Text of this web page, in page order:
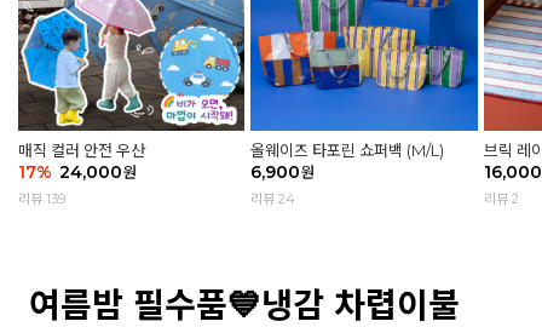
매직 컬러 안전 우산
17% 24,000원
리뷰 139
올웨이즈 타포린 쇼퍼백 (M/L)
6,900원
리뷰 24
브릭 레
16,000
리뷰 2
여름밤 필수품💙냉감 차렵이불